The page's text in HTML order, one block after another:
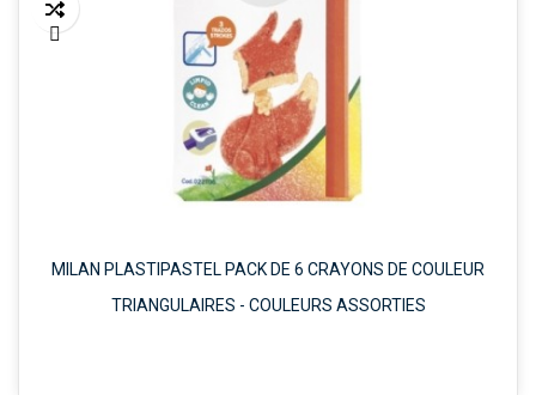

MILAN PLASTIPASTEL PACK DE 6 CRAYONS DE COULEUR
TRIANGULAIRES - COULEURS ASSORTIES